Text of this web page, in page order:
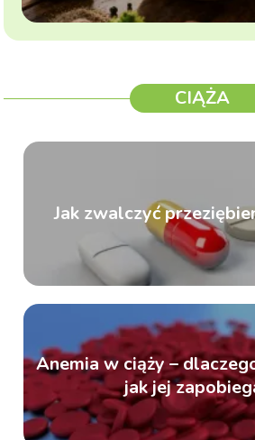
CIĄŻA
Jak zwalczyć
Anemia w ciąży –
jak jej